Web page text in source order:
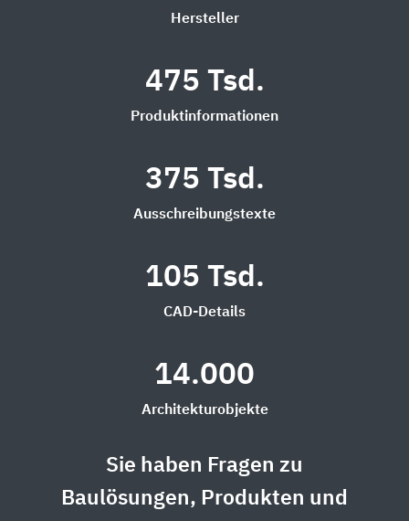
Hersteller
475 Tsd.
Produktinformationen
375 Tsd.
Ausschreibungstexte
105 Tsd.
CAD-Details
14.000
Architekturobjekte
Sie haben Fragen zu
Baulösungen, Produkten und